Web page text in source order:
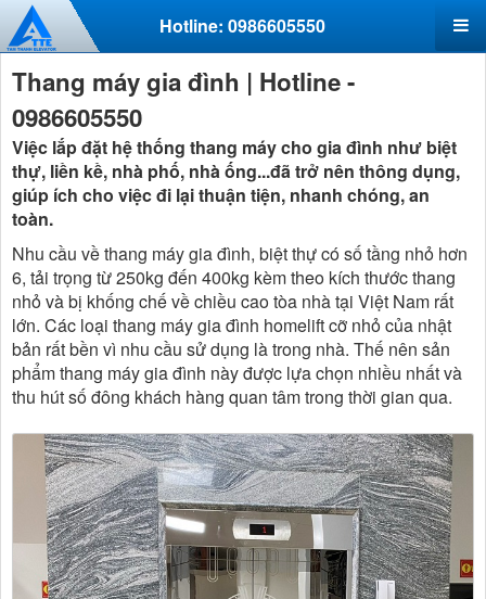
Hotline: 0986605550
Thang máy gia đình | Hotline -
0986605550
Việc lắp đặt hệ thống thang máy cho gia đình như biệt
thự, liền kề, nhà phố, nhà ống...đã trở nên thông dụng,
giúp ích cho việc đi lại thuận tiện, nhanh chóng, an
toàn.
Nhu cầu về thang máy gia đình, biệt thự có số tầng nhỏ hơn
6, tải trọng từ 250kg đến 400kg kèm theo kích thước thang
nhỏ và bị khống chế về chiều cao tòa nhà tại Việt Nam rất
lớn. Các loại thang máy gia đình homelift cỡ nhỏ của nhật
bản rất bền vì nhu cầu sử dụng là trong nhà. Thế nên sản
phẩm thang máy gia đình này được lựa chọn nhiều nhất và
thu hút số đông khách hàng quan tâm trong thời gian qua.